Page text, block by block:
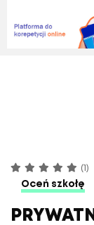
(1)
Oceń szkołę